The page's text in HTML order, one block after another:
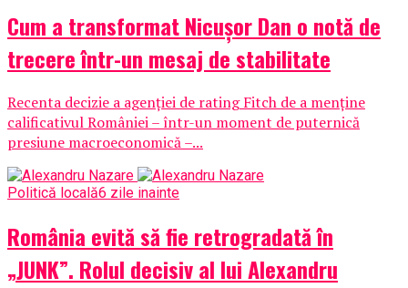
Cum a transformat Nicușor Dan o notă de
trecere într-un mesaj de stabilitate
Recenta decizie a agenției de rating Fitch de a menține
calificativul României – într-un moment de puternică
presiune macroeconomică –...
Politică locală6 zile inainte
România evită să fie retrogradată în
„JUNK”. Rolul decisiv al lui Alexandru